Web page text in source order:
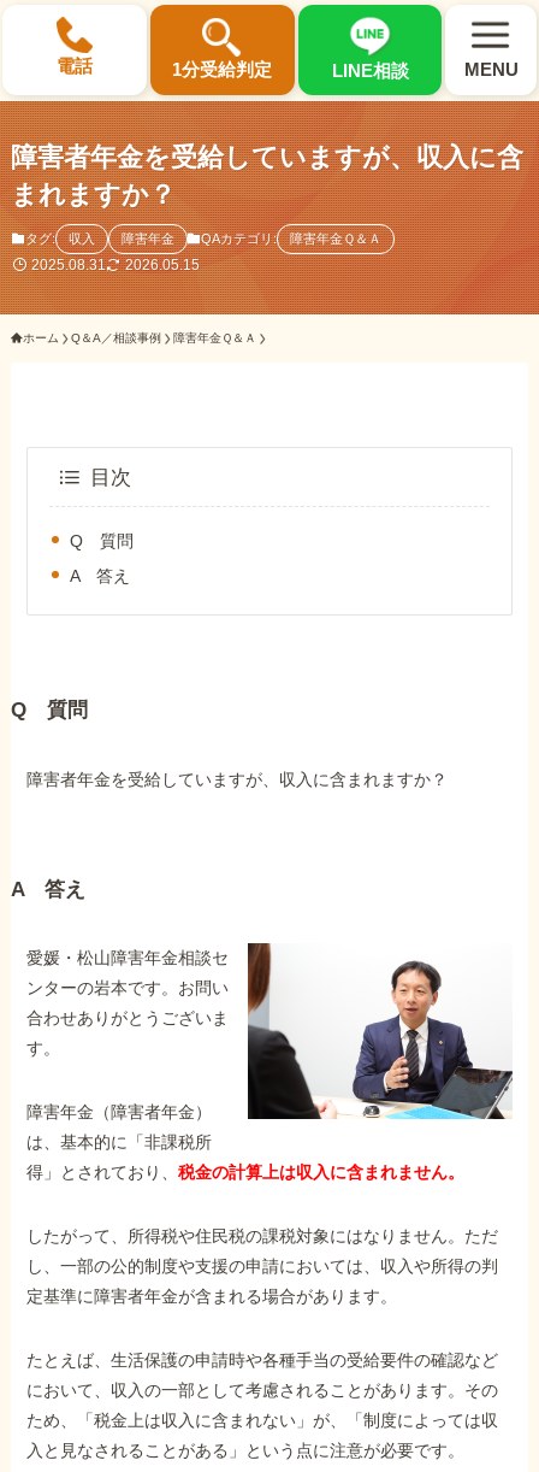
電話 1分受給判定 LINE相談 MENU
×
選ばれる3つの理由
初回相談料0円・受給後報酬型
サポート料金について
障害年金の基礎知識
Q&A・相談事例
障害年金コラム
お知らせ
事務所について
サイトマップ
障害者年金を受給していますが、収入に含
まれますか？
タグ: 収入 障害年金 QAカテゴリ: 障害年金Ｑ＆Ａ
2025.08.31 2026.05.15
ホーム Q＆A／相談事例 障害年金Ｑ＆Ａ
目次
Q 質問
A 答え
Q 質問
障害者年金を受給していますが、収入に含まれますか？
A 答え
愛媛・松山障害年金相談セ
ンターの岩本です。お問い
合わせありがとうございま
す。
障害年金（障害者年金）
は、基本的に「非課税所
得」とされており、税金の計算上は収入に含まれません。
したがって、所得税や住民税の課税対象にはなりません。ただ
し、一部の公的制度や支援の申請においては、収入や所得の判
定基準に障害者年金が含まれる場合があります。
たとえば、生活保護の申請時や各種手当の受給要件の確認など
において、収入の一部として考慮されることがあります。その
ため、「税金上は収入に含まれない」が、「制度によっては収
入と見なされることがある」という点に注意が必要です。